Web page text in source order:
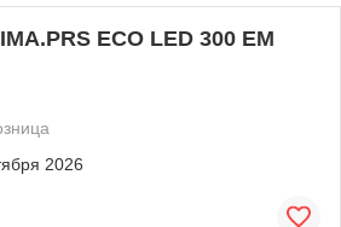
ECO LED 300 EM
2026